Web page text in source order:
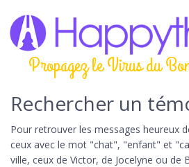
Propagez le Virus du
Rechercher un
Pour retrouver les messages heureux
ceux avec le mot "chat", "enfant" et
ville, ceux de Victor, de Jocelyne ou de